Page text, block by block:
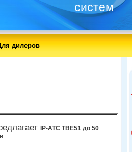
систем
дилеров
IP-АТС TBE51 до 50